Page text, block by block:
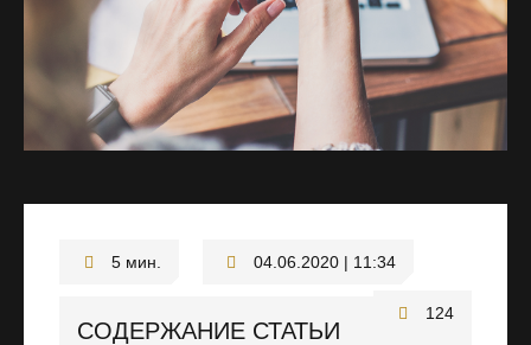
04.06.2020 | 11:34
124
СОДЕРЖАНИЕ СТАТЬИ